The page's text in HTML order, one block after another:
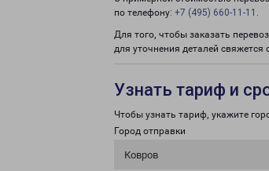
по телефону: +7 (495) 660-11-11 .
Для того, чтобы заказать
для уточнения деталей свяжется
Узнать тариф и
Чтобы узнать тариф, укажите
Город отправки
Ковров